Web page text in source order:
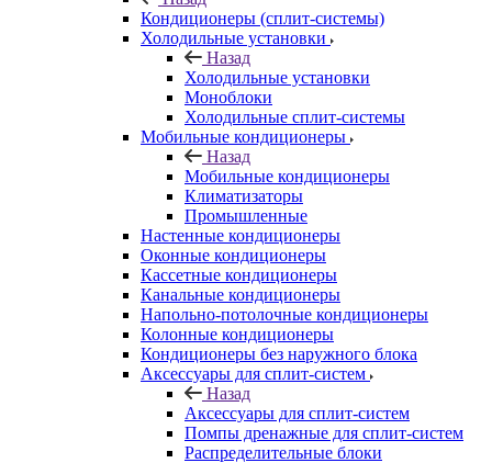
Кондиционеры (сплит-системы)
Холодильные установки
Назад
Холодильные установки
Моноблоки
Холодильные сплит-системы
Мобильные кондиционеры
Назад
Мобильные кондиционеры
Климатизаторы
Промышленные
Настенные кондиционеры
Оконные кондиционеры
Кассетные кондиционеры
Канальные кондиционеры
Напольно-потолочные кондиционеры
Колонные кондиционеры
Кондиционеры без наружного блока
Аксессуары для сплит-систем
Назад
Аксессуары для сплит-систем
Помпы дренажные для сплит-систем
Распределительные блоки